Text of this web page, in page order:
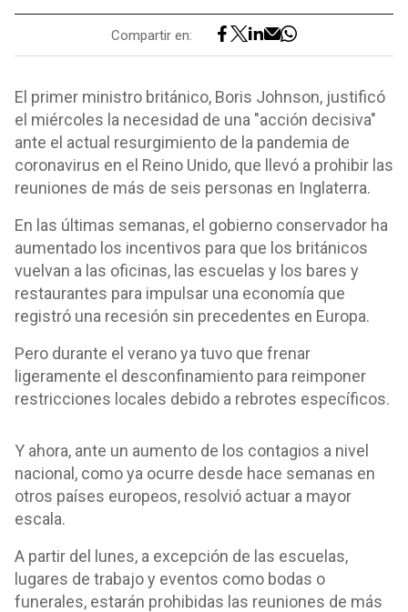
Compartir en:
El primer ministro británico, Boris Johnson, justificó
el miércoles la necesidad de una "acción decisiva"
ante el actual resurgimiento de la pandemia de
coronavirus en el Reino Unido, que llevó a prohibir las
reuniones de más de seis personas en Inglaterra.
En las últimas semanas, el gobierno conservador ha
aumentado los incentivos para que los británicos
vuelvan a las oficinas, las escuelas y los bares y
restaurantes para impulsar una economía que
registró una recesión sin precedentes en Europa.
Pero durante el verano ya tuvo que frenar
ligeramente el desconfinamiento para reimponer
restricciones locales debido a rebrotes específicos.
Y ahora, ante un aumento de los contagios a nivel
nacional, como ya ocurre desde hace semanas en
otros países europeos, resolvió actuar a mayor
escala.
A partir del lunes, a excepción de las escuelas,
lugares de trabajo y eventos como bodas o
funerales, estarán prohibidas las reuniones de más